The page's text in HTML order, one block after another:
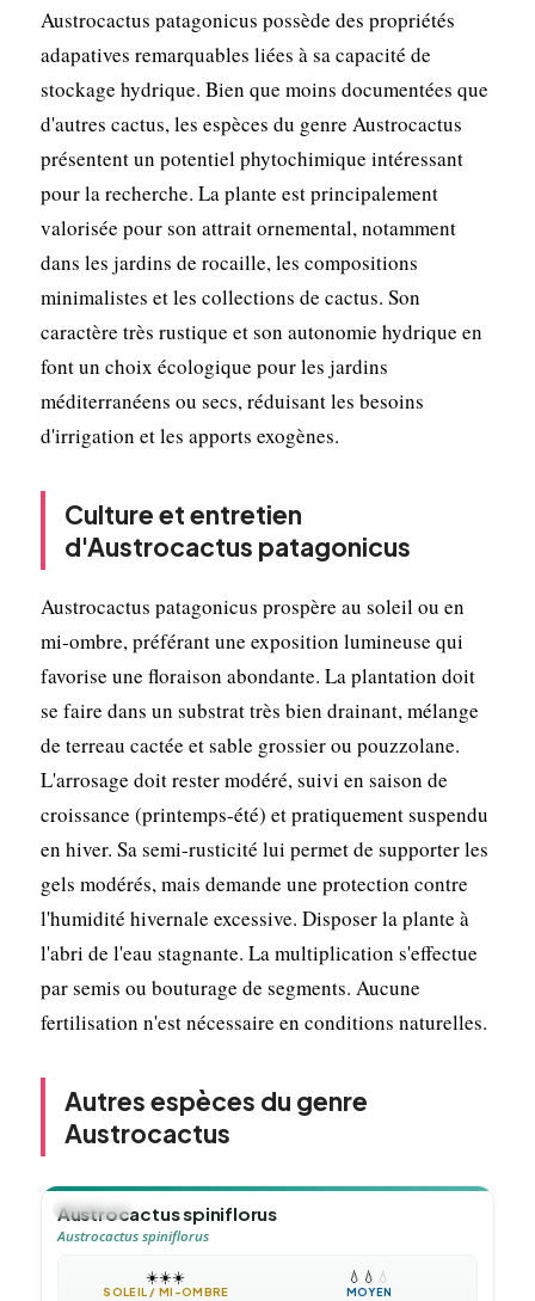
Austrocactus patagonicus possède des propriétés
adapatives remarquables liées à sa capacité de
stockage hydrique. Bien que moins documentées que
d'autres cactus, les espèces du genre Austrocactus
présentent un potentiel phytochimique intéressant
pour la recherche. La plante est principalement
valorisée pour son attrait ornemental, notamment
dans les jardins de rocaille, les compositions
minimalistes et les collections de cactus. Son
caractère très rustique et son autonomie hydrique en
font un choix écologique pour les jardins
méditerranéens ou secs, réduisant les besoins
d'irrigation et les apports exogènes.
Culture et entretien
d'Austrocactus patagonicus
Austrocactus patagonicus prospère au soleil ou en
mi-ombre, préférant une exposition lumineuse qui
favorise une floraison abondante. La plantation doit
se faire dans un substrat très bien drainant, mélange
de terreau cactée et sable grossier ou pouzzolane.
L'arrosage doit rester modéré, suivi en saison de
croissance (printemps-été) et pratiquement suspendu
en hiver. Sa semi-rusticité lui permet de supporter les
gels modérés, mais demande une protection contre
l'humidité hivernale excessive. Disposer la plante à
l'abri de l'eau stagnante. La multiplication s'effectue
par semis ou bouturage de segments. Aucune
fertilisation n'est nécessaire en conditions naturelles.
Autres espèces du genre
Austrocactus
🪴VIVACE
Austrocactus spiniflorus
Austrocactus spiniflorus
☀️☀️☀️
SOLEIL / MI-OMBRE
💧 💧 💧
MOYEN